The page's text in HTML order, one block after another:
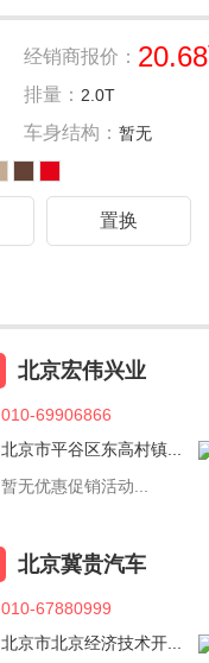
经销商报价：
排量： 2.0T
车身结构： 暂无
置换
北京宏伟兴业
010-69906866
北京市平谷区东高村镇...
暂无优惠促销活动...
北京冀贵汽车
010-67880999
北京市北京经济技术开...